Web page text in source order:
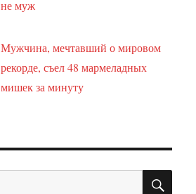
не муж
Мужчина, мечтавший о мировом
рекорде, съел 48 мармеладных
мишек за минуту